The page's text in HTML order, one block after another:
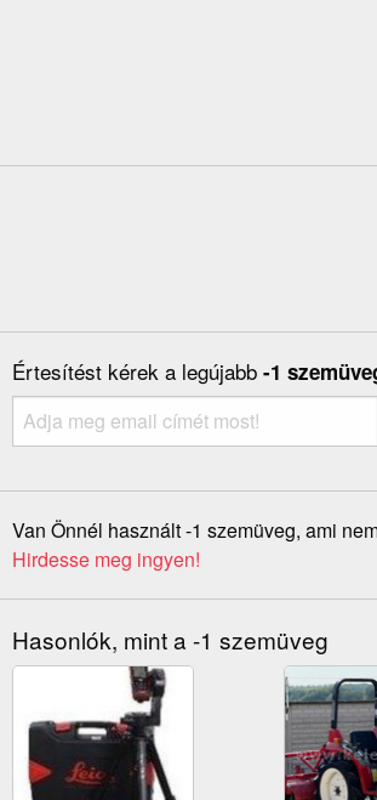
Értesítést kérek a legújabb -1
Van Önnél használt -1 szemüveg, ami
Hirdesse meg ingyen!
Hasonlók, mint a -1 szemüveg